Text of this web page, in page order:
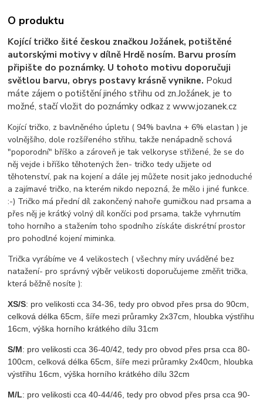
O produktu
Kojící tričko šité českou značkou Jožánek, potištěné
autorskými motivy v dílně Hrdě nosím. Barvu prosím
připište do poznámky. U tohoto motivu doporučuji
světlou barvu, obrys postavy krásně vynikne. Pokud
máte zájem o potištění jiného střihu od zn.Jožánek, je to
možné, stačí vložit do poznámky odkaz z www.jozanek.cz
Kojící tričko, z bavlněného úpletu ( 94% bavlna + 6% elastan ) je
volnějšího, dole rozšířeného střihu, takže nenápadně schová
"poporodní" bříško a zároveň je tak velkoryse střižené, že se do
něj vejde i bříško těhotených žen- tričko tedy užijete od
těhotenství, pak na kojení a dále jej můžete nosit jako jednoduché
a zajímavé tričko, na kterém nikdo nepozná, že mělo i jiné funkce.
:-) Tričko má přední díl zakončený nahoře gumičkou nad prsama a
přes něj je krátký volný díl končíci pod prsama, takže vyhrnutím
toho horního a stažením toho spodního získáte diskrétní prostor
pro pohodlné kojení miminka.
Trička vyrábíme ve 4 velikostech ( všechny míry uváděné bez
natažení- pro správný výběr velikosti doporučujeme změřit trička,
která běžně nosíte ):
XS/S: pro velikosti cca 34-36, tedy pro obvod přes prsa do 90cm,
celková délka 65cm, šíře mezi průramky 2x37cm, hloubka výstřihu
16cm, výška horního krátkého dílu 31cm
S/M: pro velikosti cca 36-40/42, tedy pro obvod přes prsa cca 80-
100cm, celková délka 65cm, šíře mezi průramky 2x40cm, hloubka
výstřihu 16cm, výška horního krátkého dílu 32cm
M/L: pro velikosti cca 40-44/46, tedy pro obvod přes prsa cca 90-